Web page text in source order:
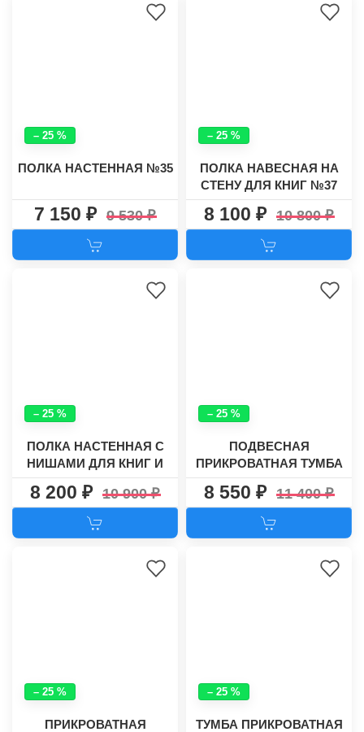
– 25 %
ПОЛКА НАСТЕННАЯ №35
7 150 9 530
– 25 %
ПОЛКА НАВЕСНАЯ НА
СТЕНУ ДЛЯ КНИГ №37
8 100 10 800
– 25 %
ПОЛКА НАСТЕННАЯ С
НИШАМИ ДЛЯ КНИГ И
ДЕКОРА №36
8 200 10 900
– 25 %
ПОДВЕСНАЯ
ПРИКРОВАТНАЯ ТУМБА
РИФ-1
8 550 11 400
– 25 %
ПРИКРОВАТНАЯ
– 25 %
ТУМБА ПРИКРОВАТНАЯ